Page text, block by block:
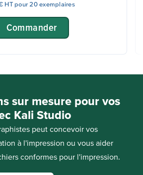
HT pour 20 exemplaires
Commander
sur mesure pour vos
Kali Studio
peut concevoir vos
à l'impression ou vous aider
conformes pour l'impression.